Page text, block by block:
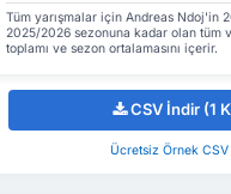
Tüm yarışmalar için Andreas Ndoj'in
2025/2026 sezonuna kadar olan tüm
toplamı ve sezon ortalamasını içerir.
CSV İndir (1
Ücretsiz Örnek